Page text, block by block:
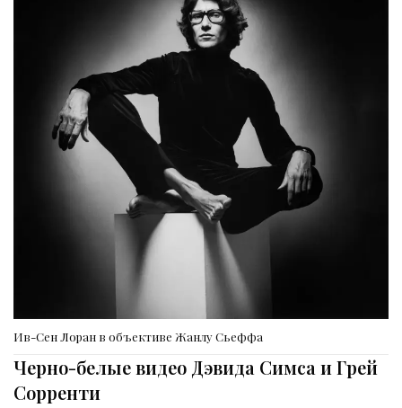
Ив-Сен Лоран в объективе Жанлу Сьеффа
Черно-белые видео Дэвида Симса и Грей
Сорренти